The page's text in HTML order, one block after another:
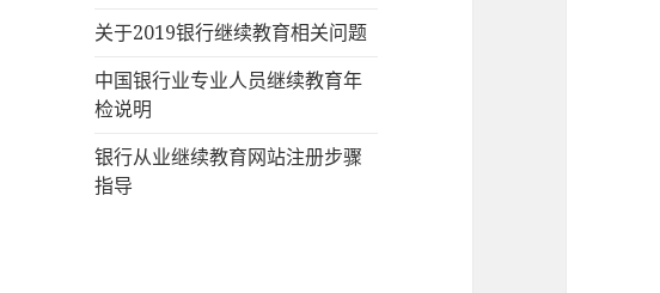
关于2019银行继续教育相关问题
中国银行业专业人员继续教育年
检说明
银行从业继续教育网站注册步骤
指导